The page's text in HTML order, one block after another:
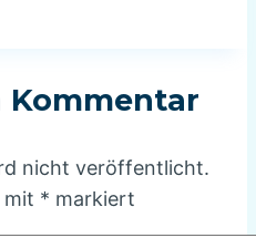
Kommentar
nicht veröffentlicht.
mit * markiert